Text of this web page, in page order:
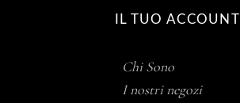
IL TUO ACCOUNT
Chi Sono
I nostri negozi